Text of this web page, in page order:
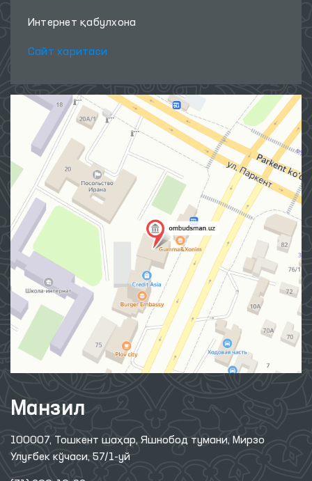
Интернет қабулхона
Сайт харитаси
Манзил
100007, Тошкент шаҳар, Яшнобод тумани, Мирзо
Улуғбек кўчаси, 57/1-уй